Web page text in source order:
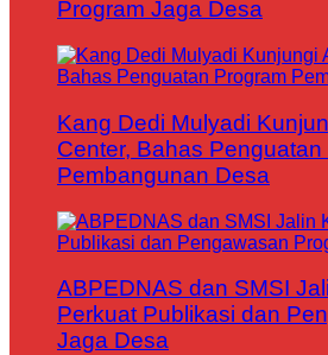
Program Jaga Desa
Kang Dedi Mulyadi
Center, Bahas Penguatan
Pembangunan Desa
ABPEDNAS dan SMSI
Perkuat Publikasi dan
Jaga Desa